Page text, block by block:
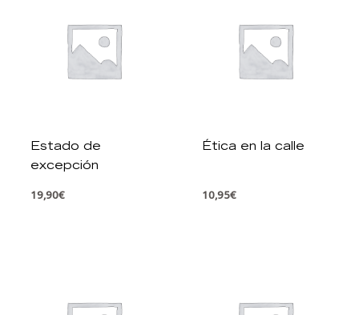
Estado de
excepción
19,90€
Ética en la calle
10,95€